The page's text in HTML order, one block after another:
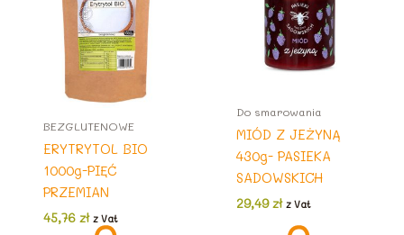
BEZGLUTENOWE
ERYTRYTOL BIO
1000g-PIĘĆ
PRZEMIAN
45,76 zł z Vat
Do smarowania
MIÓD Z JEŻYNĄ
430g- PASIEKA
SADOWSKICH
29,49zł z Vat